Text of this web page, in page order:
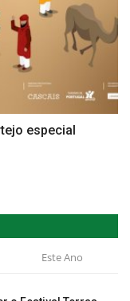
especial
Este Ano